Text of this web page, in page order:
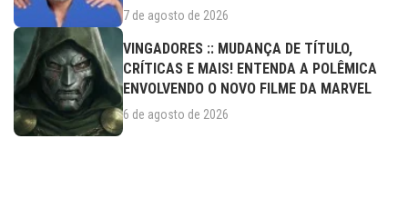
7 de agosto de 2026
VINGADORES :: MUDANÇA DE TÍTULO,
CRÍTICAS E MAIS! ENTENDA A POLÊMICA
ENVOLVENDO O NOVO FILME DA MARVEL
6 de agosto de 2026